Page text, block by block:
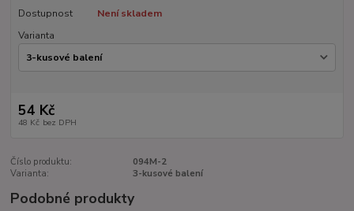
Dostupnost
Není skladem
Varianta
54 Kč
48 Kč bez DPH
Číslo produktu:
094M-2
Varianta:
3-kusové balení
Podobné produkty